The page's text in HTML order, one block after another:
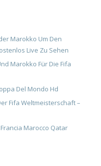
Marokko Um Den
Live Zu Sehen
Marokko Für Die Fifa
Del Mondo Hd
Fifa Weltmeisterschaft –
Marocco Qatar